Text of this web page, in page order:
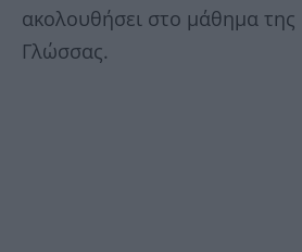
ακολουθήσει στο μάθημα της
Γλώσσας.